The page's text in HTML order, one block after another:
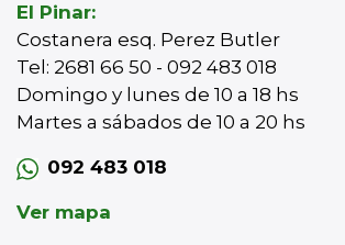
El Pinar:
Costanera esq. Perez Butler
Tel: 2681 66 50 - 092 483 018
Domingo y lunes de 10 a 18 hs
Martes a sábados de 10 a 20 hs
092 483 018
Ver mapa